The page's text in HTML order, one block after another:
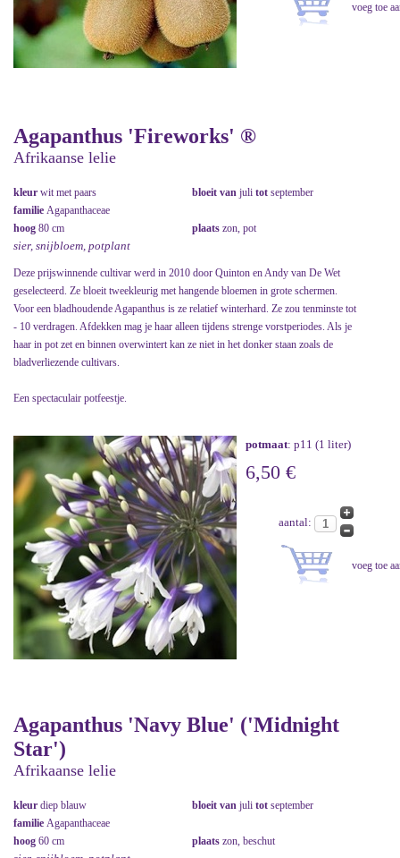
Agapanthus 'Fireworks' ®
Afrikaanse lelie
kleur wit met paars bloeit van juli tot september
familie Agapanthaceae
hoog 80 cm plaats zon, pot
sier, snijbloem, potplant
Deze prijswinnende cultivar werd in 2010 door Quinton en Andy van De Wet
geselecteerd. Ze bloeit tweekleurig met hangende bloemen in grote schermen.
Voor een bladhoudende Agapanthus is ze relatief winterhard. Ze zou tenminste tot
- 10 verdragen. Afdekken mag je haar alleen tijdens strenge vorstperiodes. Als je
haar in pot zet en binnen overwintert kan ze niet in het donker staan zoals de
bladverliezende cultivars.
Een spectaculair potfeestje.
potmaat: p11 (1 liter)
6,50 €
aantal:
Agapanthus 'Navy Blue' ('Midnight
Star')
Afrikaanse lelie
kleur diep blauw bloeit van juli tot september
familie Agapanthaceae
hoog 60 cm plaats zon, beschut